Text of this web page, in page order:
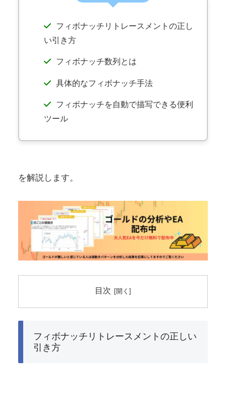
フィボナッチリトレースメントの正し
い引き方
フィボナッチ数列とは
具体的なフィボナッチ手法
フィボナッチを自動で描写できる便利
ツール
を解説します。
目次
フィボナッチリトレースメントの正しい
引き方